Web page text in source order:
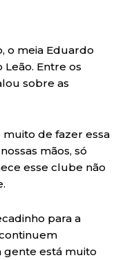
o meia Eduardo
Entre os
sobre as
de fazer essa
mãos, só
esse clube não
para a
gente está muito